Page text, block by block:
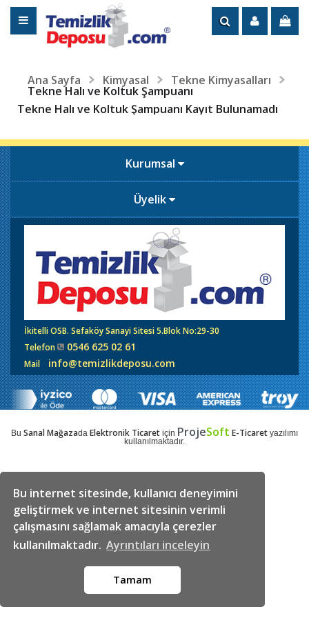
Bu internet sitesinde, kullanıcı deneyimini
geliştirmek ve internet sitesinin verimli
çalışmasını sağlamak amacıyla çerezler
kullanılmaktadır. Ayrıntıları inceleyin
Tamam
Ana Sayfa Kimyasal Tekne Kimyasalları
Tekne Halı ve Koltuk Şampuanı
Tekne Halı ve Koltuk Şampuanı Kayıt Bulunamadı
Kurumsal
Üyelik
İkitelli OSB. Sefaköy Sanayi Sitesi 5.Blok No:29-30
Telefon
0546 625 02 61
Mail info@temizlikdeposu.com
Bu Sanal Mağazada Elektronik Ticaret için ProjeSoft E-Ticaret yazılımı
kullanılmaktadır.